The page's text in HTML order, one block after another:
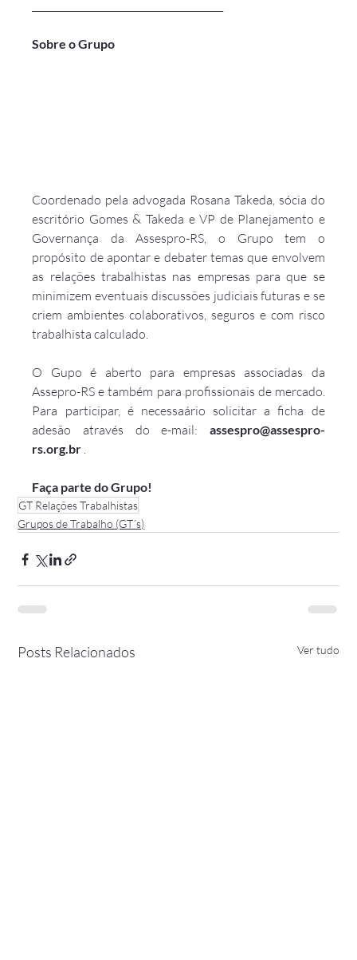
Sobre o Grupo
Coordenado pela advogada Rosana Takeda, sócia do
escritório Gomes & Takeda e VP de Planejamento e
Governança da Assespro-RS, o Grupo tem o
propósito de apontar e debater temas que envolvem
as relações trabalhistas nas empresas para que se
minimizem eventuais discussões judiciais futuras e se
criem ambientes colaborativos, seguros e com risco
trabalhista calculado.
O Gupo é aberto para empresas associadas da
Assepro-RS e também para profissionais de mercado.
Para participar, é necessaário solicitar a ficha de
adesão através do e-mail: assespro@assespro-
rs.org.br .
Faça parte do Grupo!
GT Relações Trabalhistas
Grupos de Trabalho (GT´s)
Posts Relacionados Ver tudo